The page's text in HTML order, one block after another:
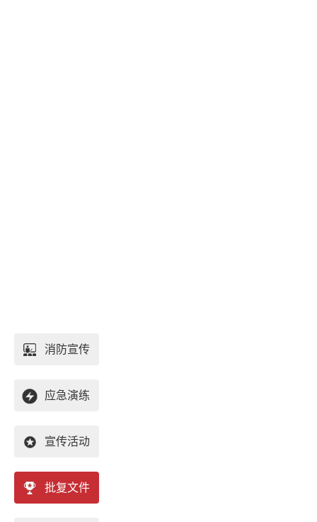
消防宣传
应急演练
宣传活动
批复文件